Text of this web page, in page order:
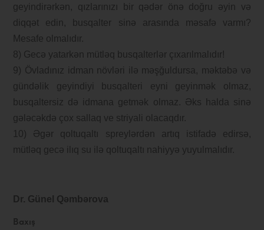
Baxış
geyindirərkən, qızlarınızı bir qədər önə doğru əyin və
diqqət edin, busqalter sinə arasında məsafə varmı?
Mesafe olmalıdır.
8) Gecə yatarkən mütləq busqalterlər çıxarılmalıdır!
9) Övladınız idman növləri ilə məşğuldursa, məktəbə və
gündəlik geyindiyi busqalteri eyni geyinmək olmaz,
busqaltersiz də idmana getmək olmaz. Əks halda sinə
gələcəkdə çox sallaq ve striyali olacaqdır.
10) Əgər qoltuqaltı spreylərdən artıq istifadə edirsə,
mütləq gecə ilıq su ilə qoltuqaltı nahiyyə yuyulmalıdır.
Dr. Günel Qəmbərova